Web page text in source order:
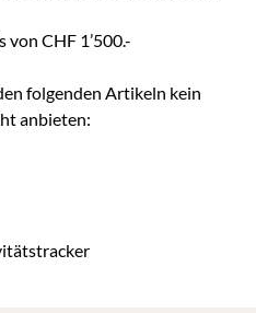
CHF 1’500.-
folgenden Artikeln kein
anbieten: